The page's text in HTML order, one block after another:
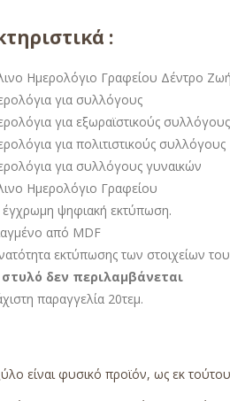
:
Ημερολόγιο Γραφείου Δέντρο
για συλλόγους
για εξωραϊστικούς συλλόγους
για πολιτιστικούς συλλόγους
για συλλόγους γυναικών
Ημερολόγιο Γραφείου
ψηφιακή εκτύπωση.
από MDF
εκτύπωσης των στοιχείων
δεν περιλαμβάνεται
παραγγελία 20τεμ.
είναι φυσικό προϊόν, ως εκ